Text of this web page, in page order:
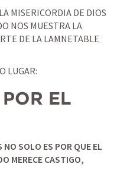
MISERICORDIA DE DIOS
NOS MUESTRA LA
DE LA LAMNETABLE
LUGAR:
EL
SOLO ES POR QUE EL
MERECE CASTIGO,